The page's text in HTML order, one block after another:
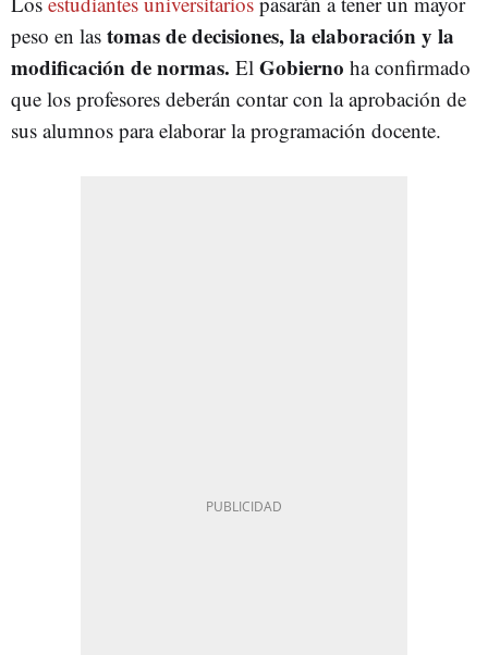
peso en las tomas de decisiones, la elaboración y la
modificación de normas. El Gobierno ha confirmado
que los profesores deberán contar con la aprobación de
sus alumnos para elaborar la programación docente.